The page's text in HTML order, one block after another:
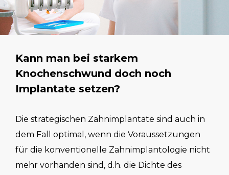
Kann man bei starkem
Knochenschwund doch noch
Implantate setzen?
Die strategischen Zahnimplantate sind auch in
dem Fall optimal, wenn die Voraussetzungen
für die konventionelle Zahnimplantologie nicht
mehr vorhanden sind, d.h. die Dichte des